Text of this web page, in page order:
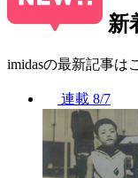
新
imidasの最新記事は
連載 8/7